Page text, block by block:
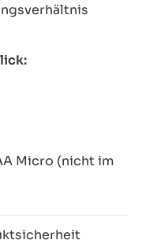
Micro (nicht im